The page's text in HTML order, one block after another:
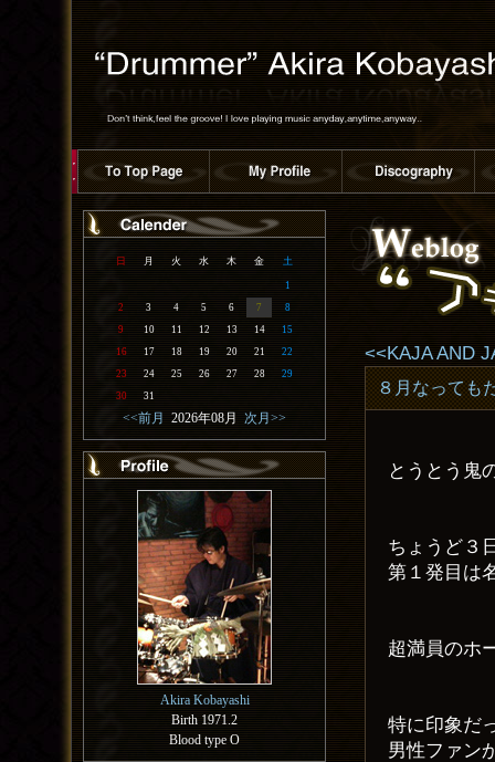
<<KAJA AND
８月なっても
とうとう鬼
ちょうど３
第１発目は
超満員のホ
特に印象だ
男性ファン
日 月 火 水 木 金 土
1
2
3 4 5 6 7
8
9
10 11 12 13 14
15
16
17 18 19 20 21
22
23
24 25 26 27 28
29
30
31
<<前月 2026年08月 次月>>
Akira Kobayashi
Birth 1971.2
Blood type O